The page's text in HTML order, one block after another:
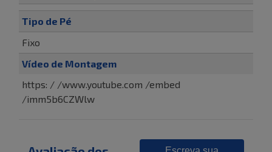
Tipo de Pé
Fixo
Vídeo de Montagem
https: / /www.youtube.com /embed
/imm5b6CZWlw